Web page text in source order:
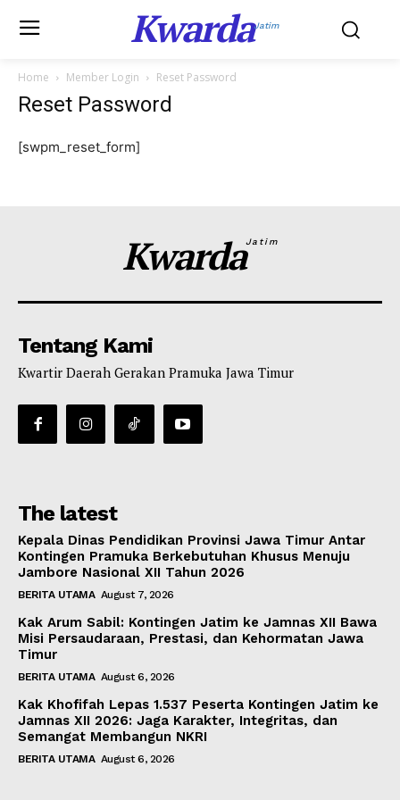
KwardaJatim
Home Member Login Reset Password
Reset Password
[swpm_reset_form]
KwardaJatim
Tentang Kami
Kwartir Daerah Gerakan Pramuka Jawa Timur
The latest
Kepala Dinas Pendidikan Provinsi Jawa Timur Antar
Kontingen Pramuka Berkebutuhan Khusus Menuju
Jambore Nasional XII Tahun 2026
BERITA UTAMA August 7, 2026
Kak Arum Sabil: Kontingen Jatim ke Jamnas XII Bawa
Misi Persaudaraan, Prestasi, dan Kehormatan Jawa
Timur
BERITA UTAMA August 6, 2026
Kak Khofifah Lepas 1.537 Peserta Kontingen Jatim ke
Jamnas XII 2026: Jaga Karakter, Integritas, dan
Semangat Membangun NKRI
BERITA UTAMA August 6, 2026